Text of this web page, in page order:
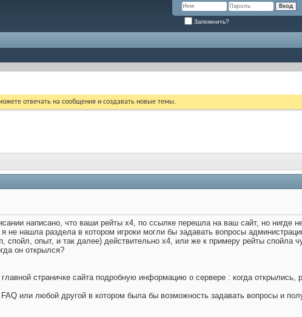
Запомнить?
отвечать на сообщения и создавать новые темы.
написано, что ваши рейты х4, по ссылке перешла на ваш сайт, но нигде
не нашла раздела в котором игроки могли бы задавать вопросы
спойл, опыт, и так далее) действительно х4, или же к примеру рейты спойла
он открылся?
страничке сайта подробную информацию о сервере : когда открылись,
или любой другой в котором была бы возможность задавать вопросы и